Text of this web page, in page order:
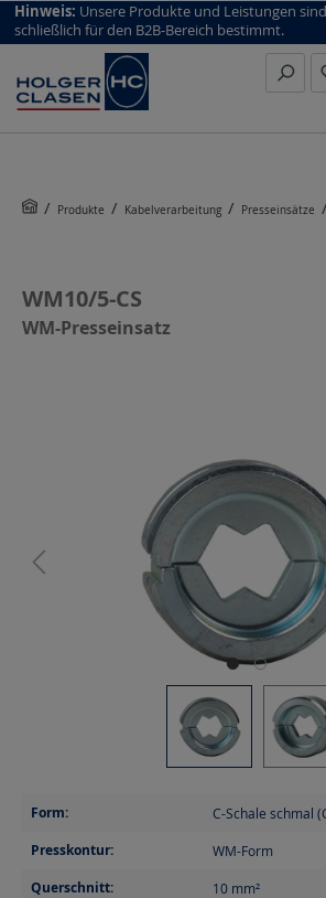
top scroll helper
Hinweis: Unsere Produkte und Leistungen
schließlich für den B2B-Bereich bestimmt.
Produkte Kabelverarbeitung Presseinsätze
WM10/5-CS
WM-Presseinsatz
Form: C-Schale schmal
Presskontur: WM-Form
Querschnitt: 10 mm²